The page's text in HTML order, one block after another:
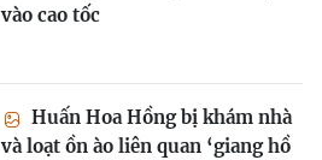
vào cao tốc
Huấn Hoa Hồng bị khám nhà
và loạt ồn ào liên quan ‘giang hồ